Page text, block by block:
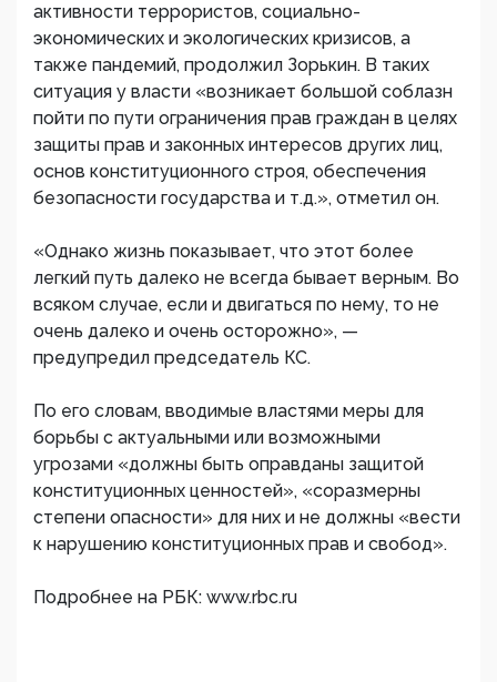
активности террористов, социально-
экономических и экологических кризисов, а
также пандемий, продолжил Зорькин. В таких
ситуация у власти «возникает большой соблазн
пойти по пути ограничения прав граждан в целях
защиты прав и законных интересов других лиц,
основ конституционного строя, обеспечения
безопасности государства и т.д.», отметил он.
«Однако жизнь показывает, что этот более
легкий путь далеко не всегда бывает верным. Во
всяком случае, если и двигаться по нему, то не
очень далеко и очень осторожно», —
предупредил председатель КС.
По его словам, вводимые властями меры для
борьбы с актуальными или возможными
угрозами «должны быть оправданы защитой
конституционных ценностей», «соразмерны
степени опасности» для них и не должны «вести
к нарушению конституционных прав и свобод».
Подробнее на РБК: www.rbc.ru